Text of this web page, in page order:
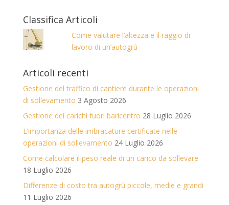
Classifica Articoli
Come valutare l’altezza e il raggio di
lavoro di un’autogrù
Articoli recenti
Gestione del traffico di cantiere durante le operazioni
di sollevamento 3 Agosto 2026
Gestione dei carichi fuori baricentro 28 Luglio 2026
L’importanza delle imbracature certificate nelle
operazioni di sollevamento 24 Luglio 2026
Come calcolare il peso reale di un carico da sollevare
18 Luglio 2026
Differenze di costo tra autogrù piccole, medie e grandi
11 Luglio 2026